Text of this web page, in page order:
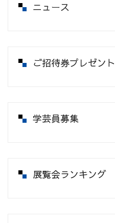
ニュース
ご招待券プレゼント
学芸員募集
展覧会ランキング